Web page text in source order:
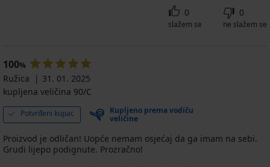
0
slažem se
0
ne slažem se
100%
Ružica
31. 01. 2025
kupljena veličina 90/C
Potvrđeni kupac
Kupljeno prema vodiču
veličine
Proizvod je odličan! Uopće nemam osjećaj da ga imam na sebi.
Grudi lijepo podignute. Prozračno!